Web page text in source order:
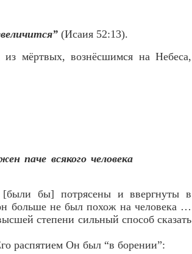
(Исаия 52:13).
мёртвых, вознёсшимся на Небеса,
паче всякого человека
[были бы] потрясены и ввергнуты в
больше не был похож на человека …
степени сильный способ сказать
распятием Он был “в борении”: